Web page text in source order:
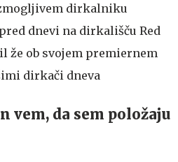
dirkalniku
dnevi na dirkališču Red
že ob svojem premiernem
dirkači dneva
vem, da sem položaju